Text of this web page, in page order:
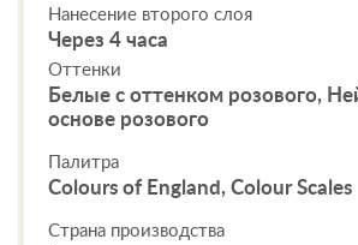
Нанесение второго слоя
Через 4 часа
Оттенки
Белые с оттенком розового,
основе розового
Палитра
Colours of England, Colour Scales
Страна производства